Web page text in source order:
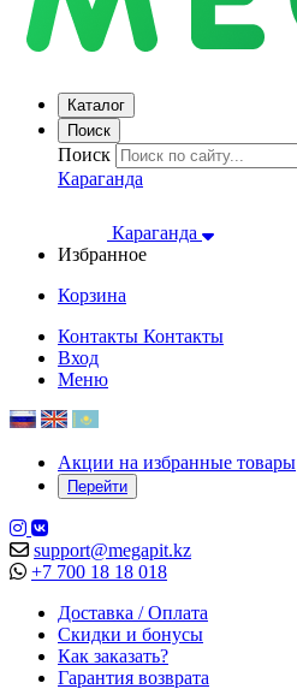
Каталог
Поиск
Поиск
Караганда
Караганда
Избранное
Корзина
Контакты Контакты
Вход
Меню
Акции на избранные товары
Перейти
support@megapit.kz
+7 700 18 18 018
Доставка / Оплата
Скидки и бонусы
Как заказать?
Гарантия возврата